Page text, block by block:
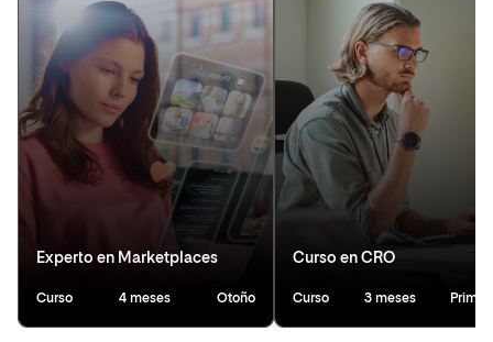
Experto en Marketplaces
Curso 4 meses Otoño
Curso en CRO
Curso 3 meses